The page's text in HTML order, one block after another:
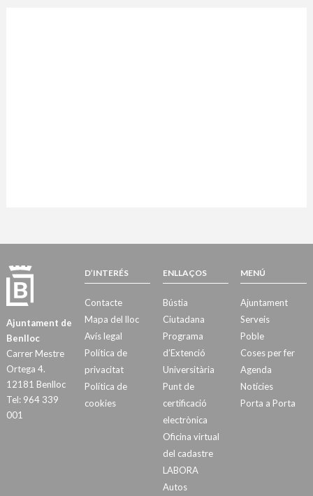
Ajuntament de
Benlloc
Carrer Mestre
Ortega 4.
12181 Benlloc
Tel: 964 339
001
D’INTERÉS
Contacte
Mapa del lloc
Avís legal
Política de
privacitat
Política de
cookies
ENLLAÇOS
Bústia
Ciutadana
Programa
d’Extenció
Universitària
Punt de
certificació
electrònica
Oficina virtual
del cadastre
LABORA
Autos
MENÚ
Ajuntament
Serveis
Poble
Coses per fer
Agenda
Notícies
Porta a Porta